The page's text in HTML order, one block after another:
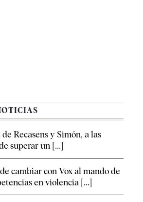
Recasens y Simón, a las
superar un [...]
cambiar con Vox al mando de
en violencia [...]